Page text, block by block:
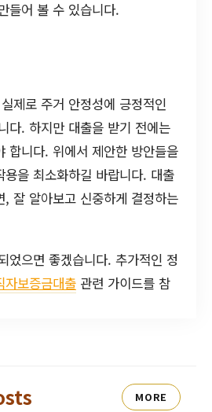
들어 볼 수 있습니다.
제로 주거 안정성에 긍정적인
다. 하지만 대출을 받기 전에는
합니다. 위에서 제안한 방안들을
을 최소화하길 바랍니다. 대출
, 잘 알아보고 신중하게 결정하는
었으면 좋겠습니다. 추가적인 정
자보증금대출 관련 가이드를 참
MORE